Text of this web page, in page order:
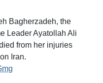
Bagherzadeh, the
Leader Ayatollah Ali
from her injuries
Iran.